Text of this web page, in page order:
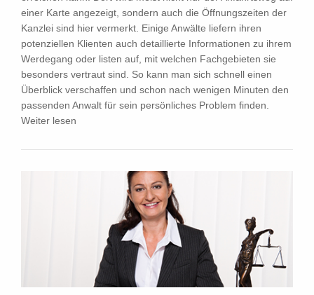
einer Karte angezeigt, sondern auch die Öffnungszeiten der
Kanzlei sind hier vermerkt. Einige Anwälte liefern ihren
potenziellen Klienten auch detaillierte Informationen zu ihrem
Werdegang oder listen auf, mit welchen Fachgebieten sie
besonders vertraut sind. So kann man sich schnell einen
Überblick verschaffen und schon nach wenigen Minuten den
passenden Anwalt für sein persönliches Problem finden.
Weiter lesen